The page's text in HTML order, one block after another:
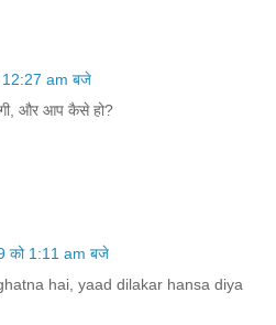
12:27 am बजे
और आप कैसे हो?
को 1:11 am बजे
hai, yaad dilakar hansa diya